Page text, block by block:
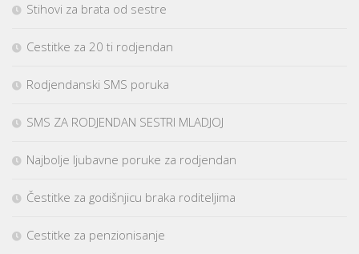
Stihovi za brata od sestre
Cestitke za 20 ti rodjendan
Rodjendanski SMS poruka
SMS ZA RODJENDAN SESTRI MLADJOJ
Najbolje ljubavne poruke za rodjendan
Čestitke za godišnjicu braka roditeljima
Cestitke za penzionisanje